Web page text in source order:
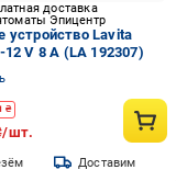
доставка
Эпицентр
устройство Lavita
12 V 8 А (LA 192307)
₴
шт.
Доставим